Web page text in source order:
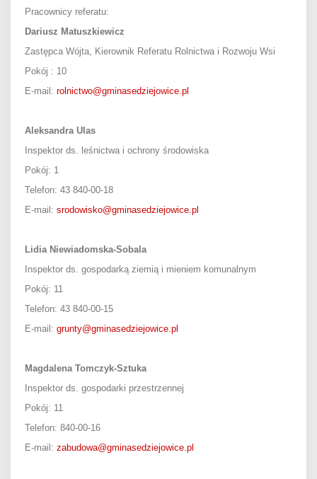
Pracownicy referatu:
Dariusz Matuszkiewicz
Zastępca Wójta, Kierownik Referatu Rolnictwa i Rozwoju Wsi
Pokój : 10
E-mail: rolnictwo@gminasedziejowice.pl
Aleksandra Ulas
Inspektor ds. leśnictwa i ochrony środowiska
Pokój: 1
Telefon: 43 840-00-18
E-mail: srodowisko@gminasedziejowice.pl
Lidia Niewiadomska-Sobala
Inspektor ds. gospodarką ziemią i mieniem komunalnym
Pokój: 11
Telefon: 43 840-00-15
E-mail: grunty@gminasedziejowice.pl
Magdalena Tomczyk-Sztuka
Inspektor ds. gospodarki przestrzennej
Pokój: 11
Telefon: 840-00-16
E-mail: zabudowa@gminasedziejowice.pl